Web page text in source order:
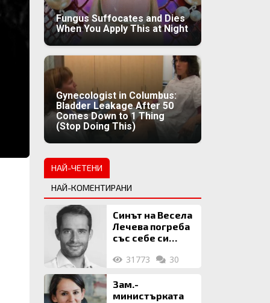
Fungus Suffocates and Dies
When You Apply This at Night
Gynecologist in Columbus:
Bladder Leakage After 50
Comes Down to 1 Thing
(Stop Doing This)
НАЙ-ЧЕТЕНИ
НАЙ-КОМЕНТИРАНИ
Синът на Весела
Лечева погреба
със себе си
млн. евро
31773 30
Зам.-
министърката